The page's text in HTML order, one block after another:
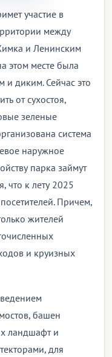
участие в
между
и Ленинским
этом месте была
и диким. Сейчас это
от сухостоя,
зеленые
система
наружное
парка займут
что к лету 2025
Причем,
жителей
и круизных
башен
ландшафт и
для